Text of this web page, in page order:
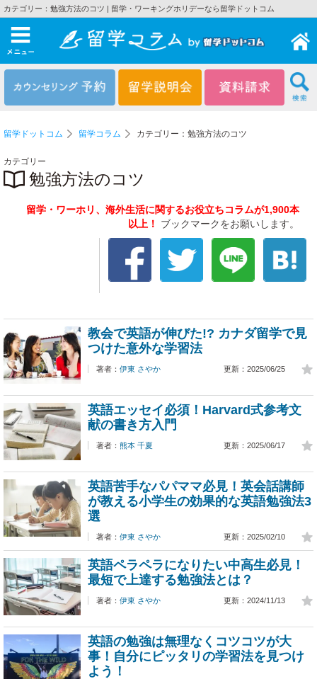
カテゴリー：勉強方法のコツ | 留学・ワーキングホリデーなら留学ドットコム
メニュー
留学ドットコム 留学コラム カテゴリー：勉強方法のコツ
カテゴリー
勉強方法のコツ
留学・ワーホリ、海外生活に関するお役立ちコラムが1,900本
以上！ ブックマークをお願いします。
教会で英語が伸びた!? カナダ留学で見
つけた意外な学習法
更新：2025/06/25
著者： 伊東 さやか
英語エッセイ必須！Harvard式参考文
献の書き方入門
更新：2025/06/17
著者： 熊本 千夏
英語苦手なパパママ必見！英会話講師
が教える小学生の効果的な英語勉強法3
選
更新：2025/02/10
著者： 伊東 さやか
英語ペラペラになりたい中高生必見！
最短で上達する勉強法とは？
更新：2024/11/13
著者： 伊東 さやか
英語の勉強は無理なくコツコツが大
事！自分にピッタリの学習法を見つけ
よう！